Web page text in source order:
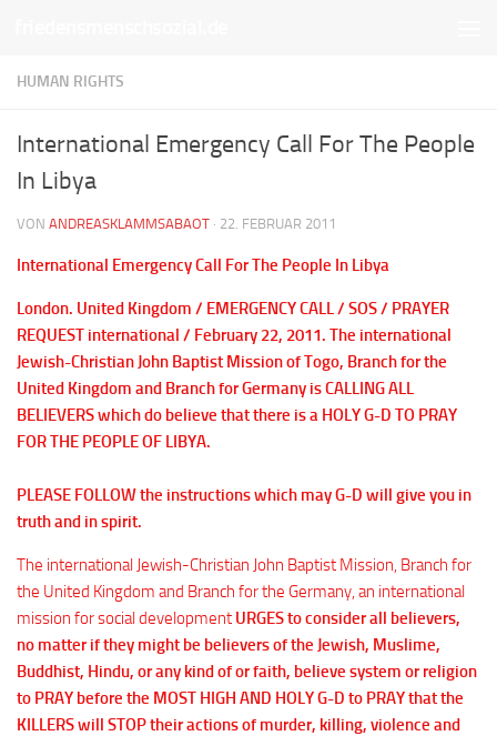
HUMAN RIGHTS
International Emergency Call For The People
In Libya
VON ANDREASKLAMMSABAOT · 22. FEBRUAR 2011
International Emergency Call For The People In Libya
London. United Kingdom / EMERGENCY CALL / SOS / PRAYER
REQUEST international / February 22, 2011. The international
Jewish-Christian John Baptist Mission of Togo, Branch for the
United Kingdom and Branch for Germany is CALLING ALL
BELIEVERS which do believe that there is a HOLY G-D TO PRAY
FOR THE PEOPLE OF LIBYA.
PLEASE FOLLOW the instructions which may G-D will give you in
truth and in spirit.
The international Jewish-Christian John Baptist Mission, Branch for
the United Kingdom and Branch for the Germany, an international
mission for social development URGES to consider all believers,
no matter if they might be believers of the Jewish, Muslime,
Buddhist, Hindu, or any kind of or faith, believe system or religion
to PRAY before the MOST HIGH AND HOLY G-D to PRAY that the
KILLERS will STOP their actions of murder, killing, violence and